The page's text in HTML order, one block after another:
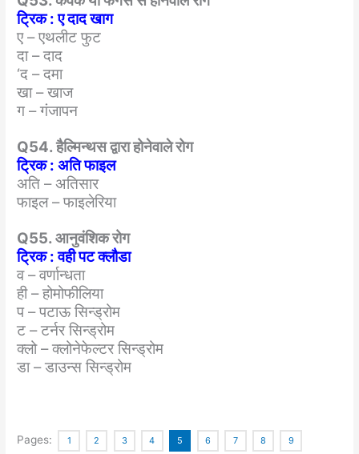
ट्रिक : ए दाद खाग
ए – एथलीट फुट
दा – दाद
‘द – दमा
खा – खाज
ग – गंजापन
Q54. हैल्मिन्थस द्वारा होनेवाले रोग
ट्रिक : अति फाइल
अति – अतिसार
फाइल – फाइलेरिया
Q55. आनुवंशिक रोग
ट्रिक : वही पट क्लौडा
व – वर्णान्धता
ही – होमोफीलिया
प – पटाऊ सिन्ड्रोम
ट – टर्नर सिन्ड्रोम
क्लो – क्लोनेफेल्टर सिन्ड्रोम
डा – डाउन्स सिन्ड्रोम
Pages: 1 2 3 4 5 6 7 8 9